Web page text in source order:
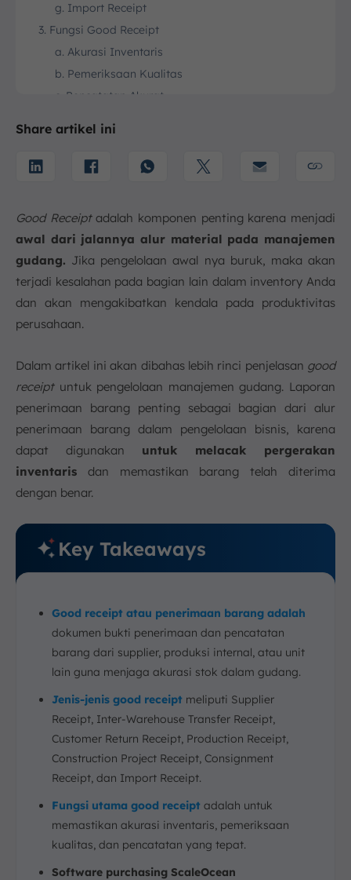
g. Import Receipt
3. Fungsi Good Receipt
a. Akurasi Inventaris
b. Pemeriksaan Kualitas
c. Pencatatan Akurat
f. Kepatuhan dan Audit
Share artikel ini
Good Receiptadalah komponen penting karena menjadi
awal dari jalannya alur material pada manajemen
gudang. Jika pengelolaan awal nya buruk, maka akan
terjadi kesalahan pada bagian lain dalam inventory Anda
dan akan mengakibatkan kendala pada produktivitas
perusahaan.
Dalam artikel ini akan dibahas lebih rinci penjelasan good
receiptuntuk pengelolaan manajemen gudang. Laporan
penerimaan barang penting sebagai bagian dari alur
penerimaan barang dalam pengelolaan bisnis, karena
dapat digunakan untuk melacak pergerakan
inventaris dan memastikan barang telah diterima
dengan benar.
Key Takeaways
Good receipt atau penerimaan barang adalah
dokumen bukti penerimaan dan pencatatan
barang dari supplier, produksi internal, atau unit
lain guna menjaga akurasi stok dalam gudang.
Jenis-jenis good receipt meliputi Supplier
Receipt, Inter-Warehouse Transfer Receipt,
Customer Return Receipt, Production Receipt,
Construction Project Receipt, Consignment
Receipt, dan Import Receipt.
Fungsi utama good receipt adalah untuk
memastikan akurasi inventaris, pemeriksaan
kualitas, dan pencatatan yang tepat.
Software purchasing ScaleOcean